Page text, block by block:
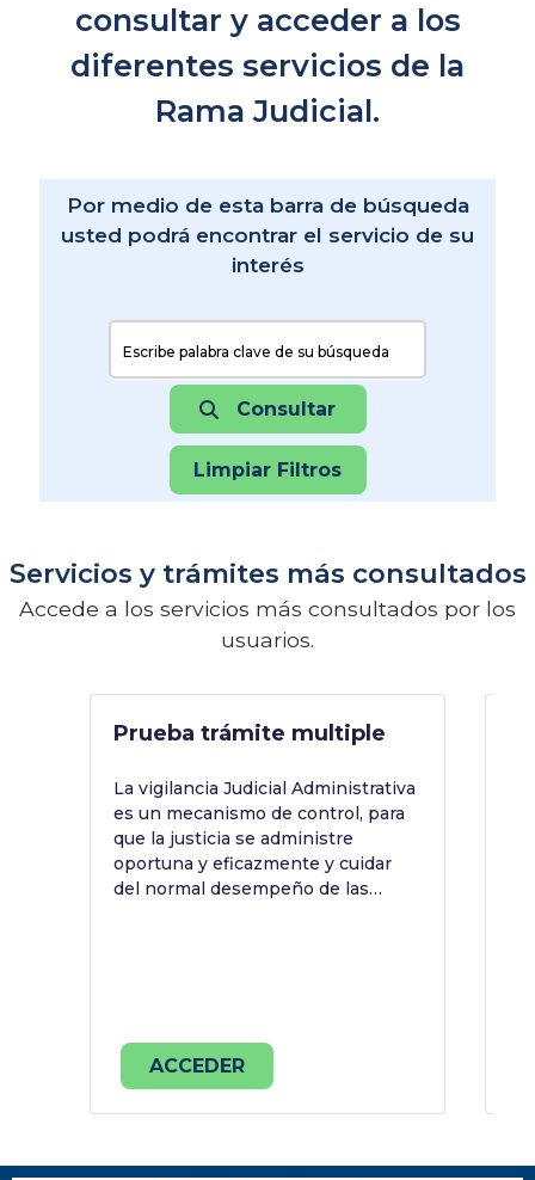
consultar y acceder a los
diferentes servicios de la
Rama Judicial.
Por medio de esta barra de búsqueda
usted podrá encontrar el servicio de su
interés
Consultar
Limpiar Filtros
Servicios y trámites más consultados
Accede a los servicios más consultados por los
usuarios.
Prueba trámite multiple
La vigilancia Judicial Administrativa
es un mecanismo de control, para
que la justicia se administre
oportuna y eficazmente y cuidar
del normal desempeño de las
Seccionales de la Judicatura.
ACCEDER